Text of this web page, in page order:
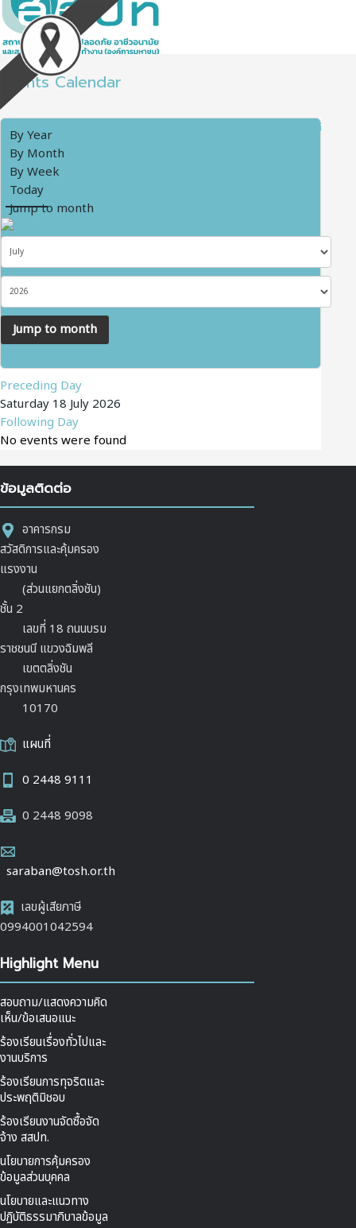
Events Calendar
By Year
By Month
By Week
Today
Jump to month
Jump to month
Preceding Day
Saturday 18 July 2026
Following Day
No events were found
ข้อมูลติดต่อ
อาคารกรม
สวัสดิการและคุ้มครอง
แรงงาน
(ส่วนแยกตลิ่งชัน)
ชั้น 2
เลขที่ 18 ถนนบรม
ราชชนนี แขวงฉิมพลี
เขตตลิ่งชัน
กรุงเทพมหานคร
10170
แผนที่
0 2448 9111
0 2448 9098
saraban@tosh.or.th
เลขผู้เสียภาษี
0994001042594
Highlight Menu
สอบถาม/แสดงความคิด
เห็น/ข้อเสนอแนะ
ร้องเรียนเรื่องทั่วไปและ
งานบริการ
ร้องเรียนการทุจริตและ
ประพฤติมิชอบ
ร้องเรียนงานจัดซื้อจัด
จ้าง สสปท.
นโยบายการคุ้มครอง
ข้อมูลส่วนบุคคล
นโยบายและแนวทาง
ปฏิบัติธรรมาภิบาลข้อมูล